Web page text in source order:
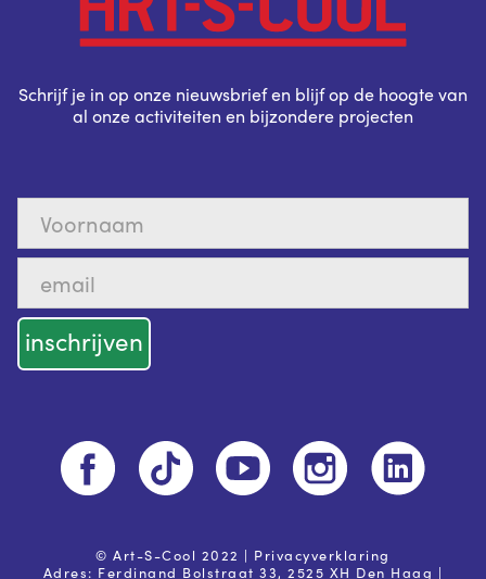
Schrijf je in op onze nieuwsbrief en blijf op de hoogte van
al onze activiteiten en bijzondere projecten
© Art-S-Cool 2022 | Privacyverklaring
Adres: Ferdinand Bolstraat 33, 2525 XH Den Haag |